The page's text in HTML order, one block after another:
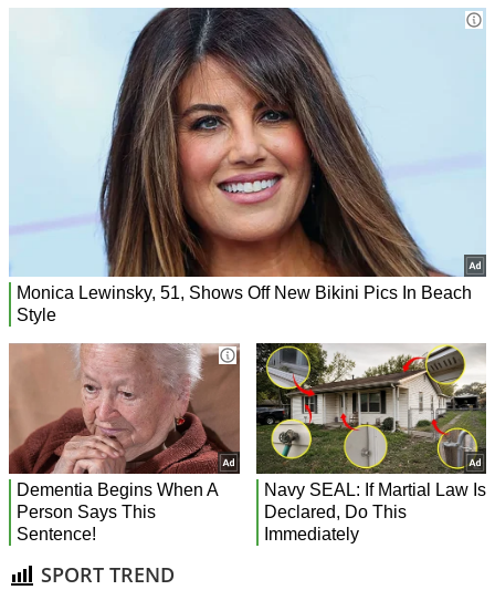
SPORT TREND